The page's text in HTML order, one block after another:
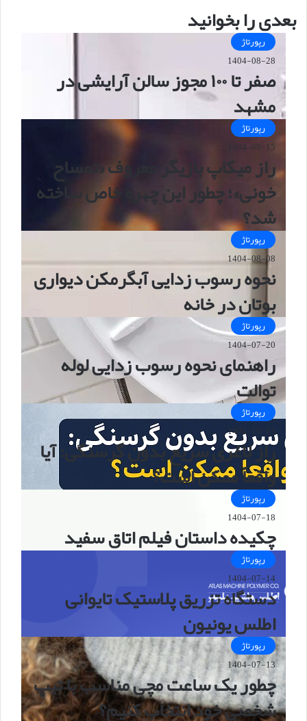
بعدی را بخوانید
رپورتاژ
1404-08-28
صفر تا ۱۰۰ مجوز سالن آرایشی در
مشهد
رپورتاژ
1404-08-15
راز میکاپ بازیگر معروف «تمساح
خونی»؛ چطور این چهره خاص ساخته
شد؟
رپورتاژ
1404-08-08
نحوه رسوب زدایی آبگرمکن دیواری
بوتان در خانه
رپورتاژ
1404-07-20
راهنمای نحوه رسوب زدایی لوله
توالت
رپورتاژ
1404-10-13
راز لاغری سریع بدون گرسنگی: آیا
واقعاً ممکن است؟
رپورتاژ
1404-07-18
چکیده داستان فیلم اتاق سفید
رپورتاژ
1404-07-14
دستگاه تزریق پلاستیک تایوانی
اطلس یونیون
رپورتاژ
1404-07-13
چطور یک ساعت مچی مناسب با تیپ
شخصی خود انتخاب کنیم؟